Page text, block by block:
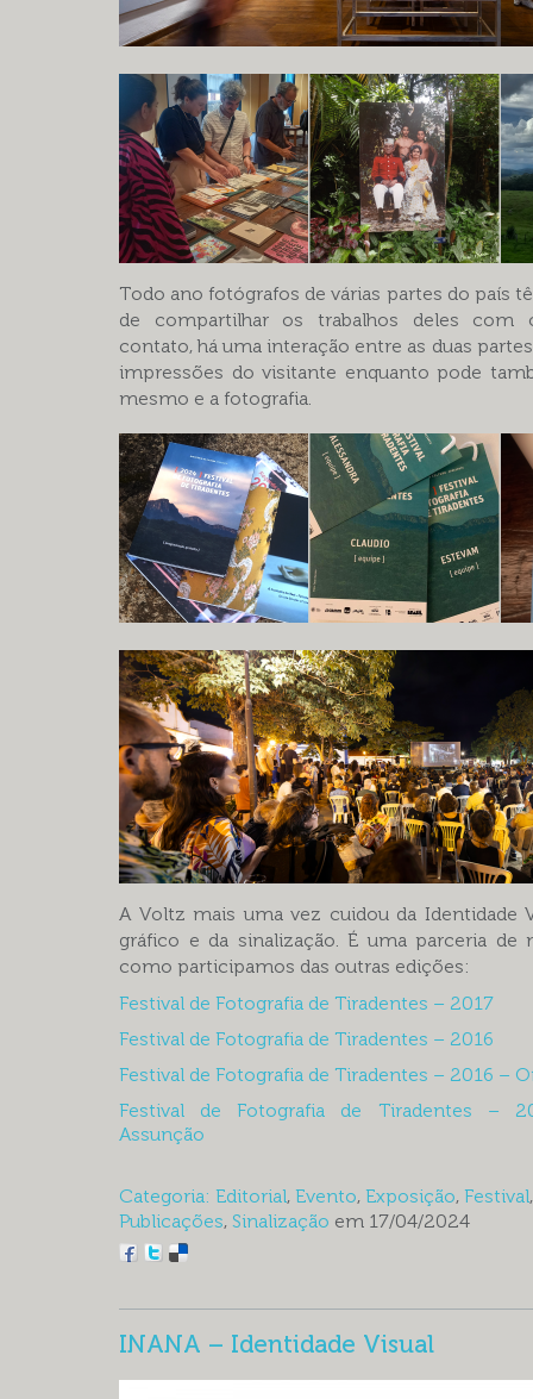
Todo ano fotógrafos de várias partes do país
de compartilhar os trabalhos deles com
contato, há uma interação entre as duas
impressões do visitante enquanto pode
mesmo e a fotografia.
A Voltz mais uma vez cuidou da Identidade
gráfico e da sinalização. É uma parceria de
como participamos das outras edições:
Festival de Fotografia de Tiradentes – 2017
Festival de Fotografia de Tiradentes – 2016
Festival de Fotografia de Tiradentes – 2016 –
Festival de Fotografia de Tiradentes –
Assunção
Categoria: Editorial, Evento, Exposição, Festival
Publicações, Sinalização em 17/04/2024
INANA – Identidade Visual